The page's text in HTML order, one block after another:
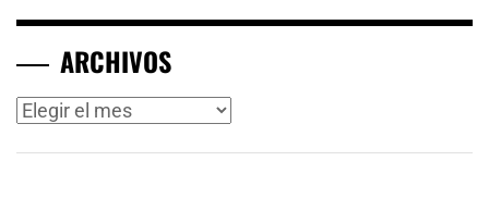
ARCHIVOS
Archivos